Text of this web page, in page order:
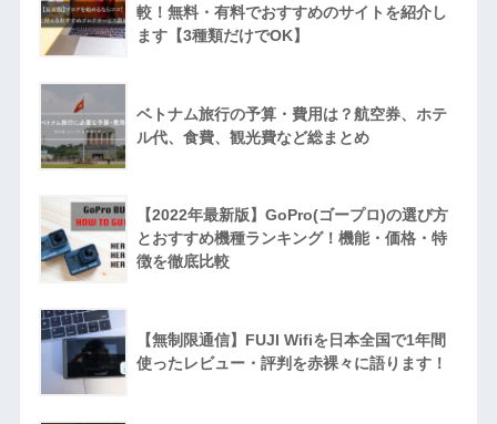
較！無料・有料でおすすめのサイトを紹介し
ます【3種類だけでOK】
ベトナム旅行の予算・費用は？航空券、ホテ
ル代、食費、観光費など総まとめ
【2022年最新版】GoPro(ゴープロ)の選び方
とおすすめ機種ランキング！機能・価格・特
徴を徹底比較
【無制限通信】FUJI Wifiを日本全国で1年間
使ったレビュー・評判を赤裸々に語ります！